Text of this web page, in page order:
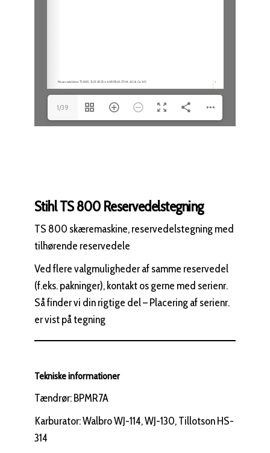
1/39
Stihl TS 800 Reservedelstegning
TS 800 skæremaskine, reservedelstegning med
tilhørende reservedele
Ved flere valgmuligheder af samme reservedel
(f.eks. pakninger), kontakt os gerne med serienr.
Så finder vi din rigtige del – Placering af serienr.
er vist på tegning
Tekniske informationer
Tændrør: BPMR7A
Karburator: Walbro WJ-114, WJ-130, Tillotson HS-
314